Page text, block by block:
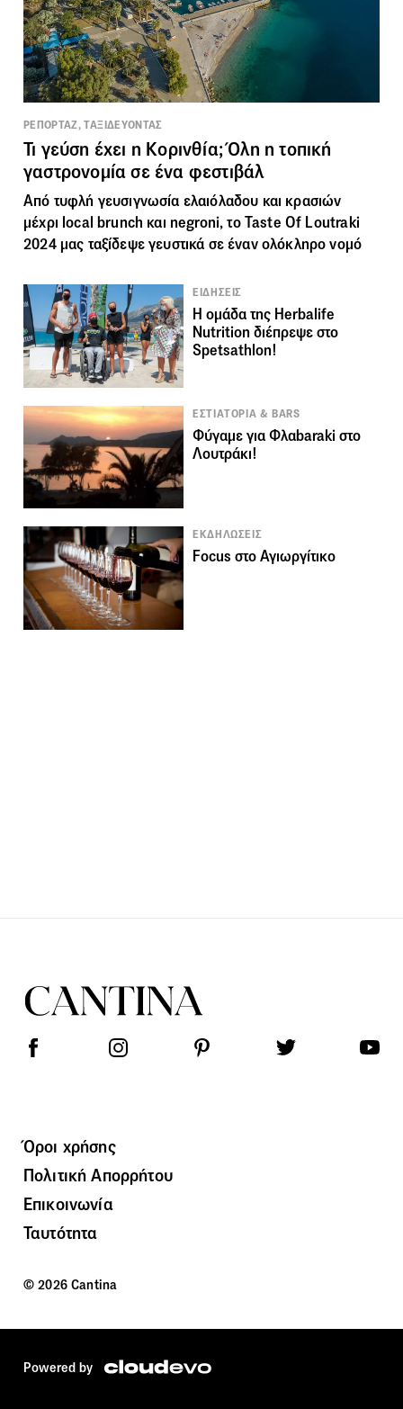
ΡΕΠΟΡΤΑΖ, ΤΑΞΙΔΕΥΟΝΤΑΣ
Τι γεύση έχει η Κορινθία; Όλη η τοπική
γαστρονομία σε ένα φεστιβάλ
Από τυφλή γευσιγνωσία ελαιόλαδου και κρασιών
μέχρι local brunch και negroni, το Taste Of Loutraki
2024 μας ταξίδεψε γευστικά σε έναν ολόκληρο νομό
ΕΙΔΗΣΕΙΣ
Η ομάδα της Herbalife
Nutrition διέπρεψε στο
Spetsathlon!
ΕΣΤΙΑΤΟΡΙΑ & BARS
Φύγαμε για Φλαbaraki στο
Λουτράκι!
ΕΚΔΗΛΩΣΕΙΣ
Focus στο Αγιωργίτικο
Όροι χρήσης
Πολιτική Απορρήτου
Επικοινωνία
Ταυτότητα
© 2026 Cantina
Powered by